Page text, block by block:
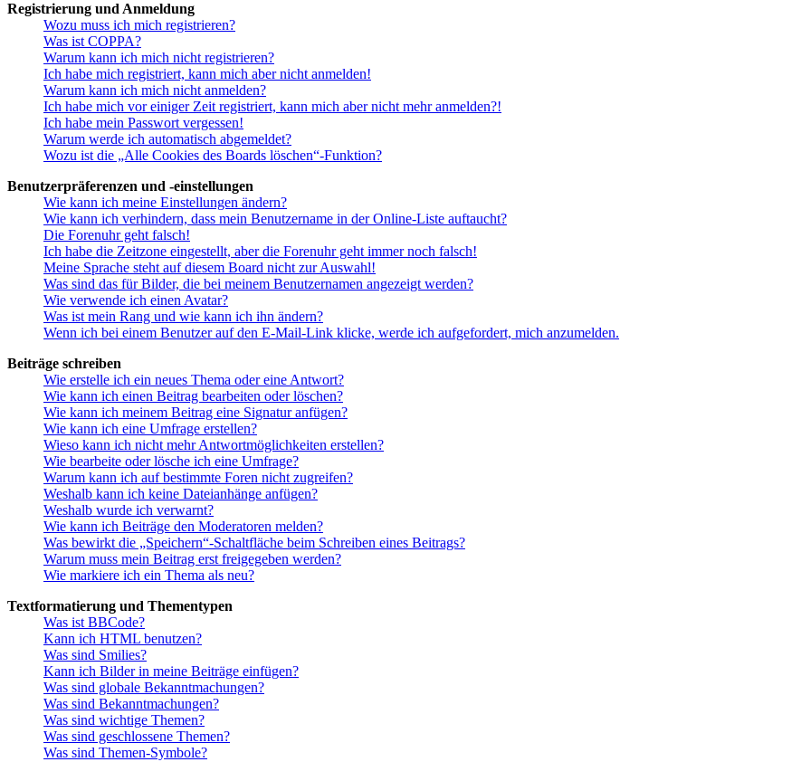
Registrierung und Anmeldung
Wozu muss ich mich registrieren?
Was ist COPPA?
Warum kann ich mich nicht registrieren?
Ich habe mich registriert, kann mich aber nicht anmelden!
Warum kann ich mich nicht anmelden?
Ich habe mich vor einiger Zeit registriert, kann mich aber nicht mehr anmelden?!
Ich habe mein Passwort vergessen!
Warum werde ich automatisch abgemeldet?
Wozu ist die „Alle Cookies des Boards löschen“-Funktion?
Benutzerpräferenzen und -einstellungen
Wie kann ich meine Einstellungen ändern?
Wie kann ich verhindern, dass mein Benutzername in der Online-Liste auftaucht?
Die Forenuhr geht falsch!
Ich habe die Zeitzone eingestellt, aber die Forenuhr geht immer noch falsch!
Meine Sprache steht auf diesem Board nicht zur Auswahl!
Was sind das für Bilder, die bei meinem Benutzernamen angezeigt werden?
Wie verwende ich einen Avatar?
Was ist mein Rang und wie kann ich ihn ändern?
Wenn ich bei einem Benutzer auf den E-Mail-Link klicke, werde ich aufgefordert, mich anzumelden.
Beiträge schreiben
Wie erstelle ich ein neues Thema oder eine Antwort?
Wie kann ich einen Beitrag bearbeiten oder löschen?
Wie kann ich meinem Beitrag eine Signatur anfügen?
Wie kann ich eine Umfrage erstellen?
Wieso kann ich nicht mehr Antwortmöglichkeiten erstellen?
Wie bearbeite oder lösche ich eine Umfrage?
Warum kann ich auf bestimmte Foren nicht zugreifen?
Weshalb kann ich keine Dateianhänge anfügen?
Weshalb wurde ich verwarnt?
Wie kann ich Beiträge den Moderatoren melden?
Was bewirkt die „Speichern“-Schaltfläche beim Schreiben eines Beitrags?
Warum muss mein Beitrag erst freigegeben werden?
Wie markiere ich ein Thema als neu?
Textformatierung und Thementypen
Was ist BBCode?
Kann ich HTML benutzen?
Was sind Smilies?
Kann ich Bilder in meine Beiträge einfügen?
Was sind globale Bekanntmachungen?
Was sind Bekanntmachungen?
Was sind wichtige Themen?
Was sind geschlossene Themen?
Was sind Themen-Symbole?